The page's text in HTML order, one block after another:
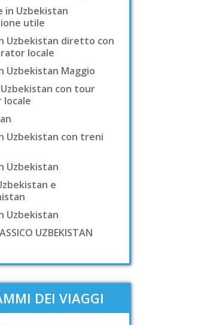
in Uzbekistan
utile
Uzbekistan diretto con
locale
Uzbekistan Maggio
con tour
Uzbekistan con treni
Uzbekistan
e
Uzbekistan
UZBEKISTAN
DEI VIAGGI